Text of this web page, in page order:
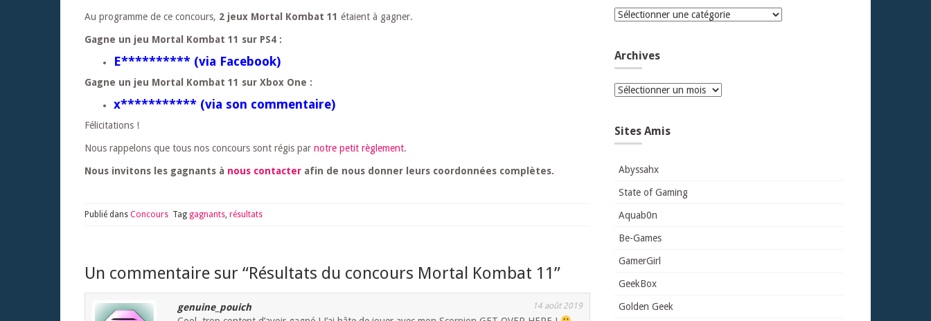
Au programme de ce concours, 2 jeux Mortal Kombat 11 étaient à gagner.
Gagne un jeu Mortal Kombat 11 sur PS4 :
E********** (via Facebook)
Gagne un jeu Mortal Kombat 11 sur Xbox One :
x*********** (via son commentaire)
Félicitations !
Nous rappelons que tous nos concours sont régis par notre petit règlement.
Nous invitons les gagnants à nous contacter afin de nous donner leurs coordonnées complètes.
Publié dans Concours Tag gagnants résultats
Un commentaire sur “Résultats du concours Mortal Kombat 11”
genuine_pouich 14 août 2019
Catégories
Archives
Archives
Sites Amis
Abyssahx
State of Gaming
Aquab0n
Be-Games
GamerGirl
GeekBox
Golden Geek